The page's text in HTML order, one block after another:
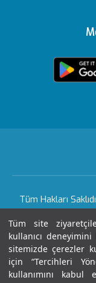
Tüm site
kullanıcı
sitemizde çerezler
için “Tercihleri
kullanımını
Sertifika &
Haberler ve
Ankara
Gaziantep
Tüm
Tüm Hakları
bilgilendirme
doktorunuza
Son